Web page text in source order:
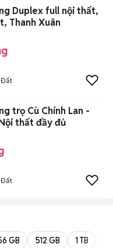
Duplex full nội thất,
Thanh Xuân
Đất
trọ Cù Chính Lan -
thất đầy đủ
Đất
GB 512 GB 1 TB